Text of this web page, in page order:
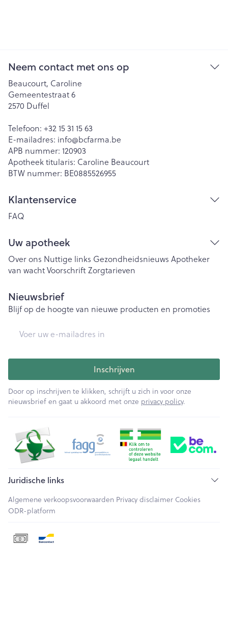
Neem contact met ons op
Beaucourt, Caroline
Gemeentestraat 6
2570 Duffel
Telefoon: +32 15 31 15 63
E-mailadres: info@bcfarma.be
APB nummer: 120903
Apotheek titularis: Caroline Beaucourt
BTW nummer: BE0885526955
Klantenservice
FAQ
Uw apotheek
Over ons Nuttige links Gezondheidsnieuws Apotheker
van wachtVoorschriftZorgtarieven
Nieuwsbrief
Blijf op de hoogte van nieuwe producten en promoties
Inschrijven
Door op inschrijven te klikken, schrijft u zich in voor onze
nieuwsbrief en gaat u akkoord met onze privacy policy.
Juridische links
Algemene verkoopsvoorwaarden Privacy disclaimer Cookies
ODR-platform